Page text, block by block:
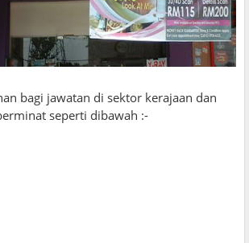
bagi jawatan di sektor kerajaan dan
seperti dibawah :-